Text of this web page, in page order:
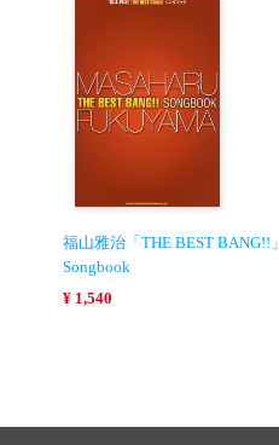
福山雅治「THE BEST BANG!!」
Songbook
¥ 1,540